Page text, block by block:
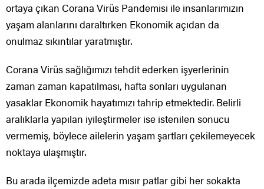
ortaya çıkan Corana Virüs Pandemisi ile insanlarımızın
yaşam alanlarını daraltırken Ekonomik açıdan da
onulmaz sıkıntılar yaratmıştır.
Corana Virüs sağlığımızı tehdit ederken işyerlerinin
zaman zaman kapatılması, hafta sonları uygulanan
yasaklar Ekonomik hayatımızı tahrip etmektedir. Belirli
aralıklarla yapılan iyileştirmeler ise istenilen sonucu
vermemiş, böylece ailelerin yaşam şartları çekilemeyecek
noktaya ulaşmıştır.
Bu arada ilçemizde adeta mısır patlar gibi her sokakta